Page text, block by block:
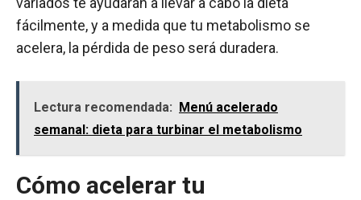
fácilmente, y a medida que tu metabolismo se
acelera, la pérdida de peso será duradera.
Lectura recomendada: Menú acelerado
semanal: dieta para turbinar el metabolismo
Cómo acelerar tu